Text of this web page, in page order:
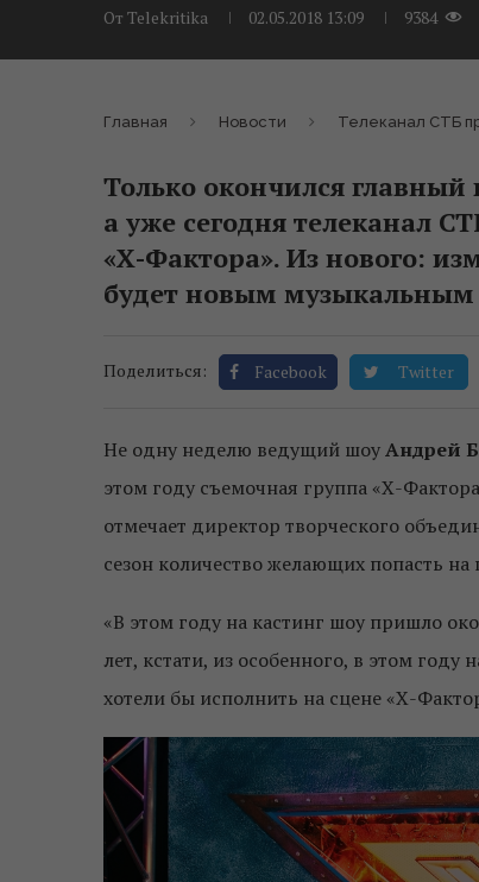
От Telekritika 02.05.2018 13:09 9384
Главная Новости Телеканал СТБ
Только окончился главный
а уже сегодня телеканал
«Х-Фактора». Из нового:
будет новым
Поделиться: Facebook Twitter
Не одну неделю ведущий шоуАндрей
этом году съемочная группа «Х-
отмечает директор творческого
сезон количество желающих попасть на
«В этом году на кастинг шоу пришло
лет, кстати, из особенного, в этом
хотели бы исполнить на сцене «Х-